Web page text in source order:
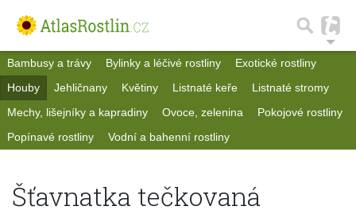
Bambusy a trávy Bylinky a léčivé rostliny
Exotické rostliny
Houby
Jehličnany Květiny Listnaté keře
Listnaté stromy
Mechy, lišejníky a kapradiny
Ovoce, zelenina
Pokojové rostliny
Popínavé rostliny
Vodní a bahenní rostliny
Šťavnatka tečkovaná